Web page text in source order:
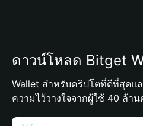
ดาวน์โหลด Bitget
Wallet สำหรับคริปโตที่ดีที่สุดแ
ความไว้วางใจจากผู้ใช้ 40 ล้า